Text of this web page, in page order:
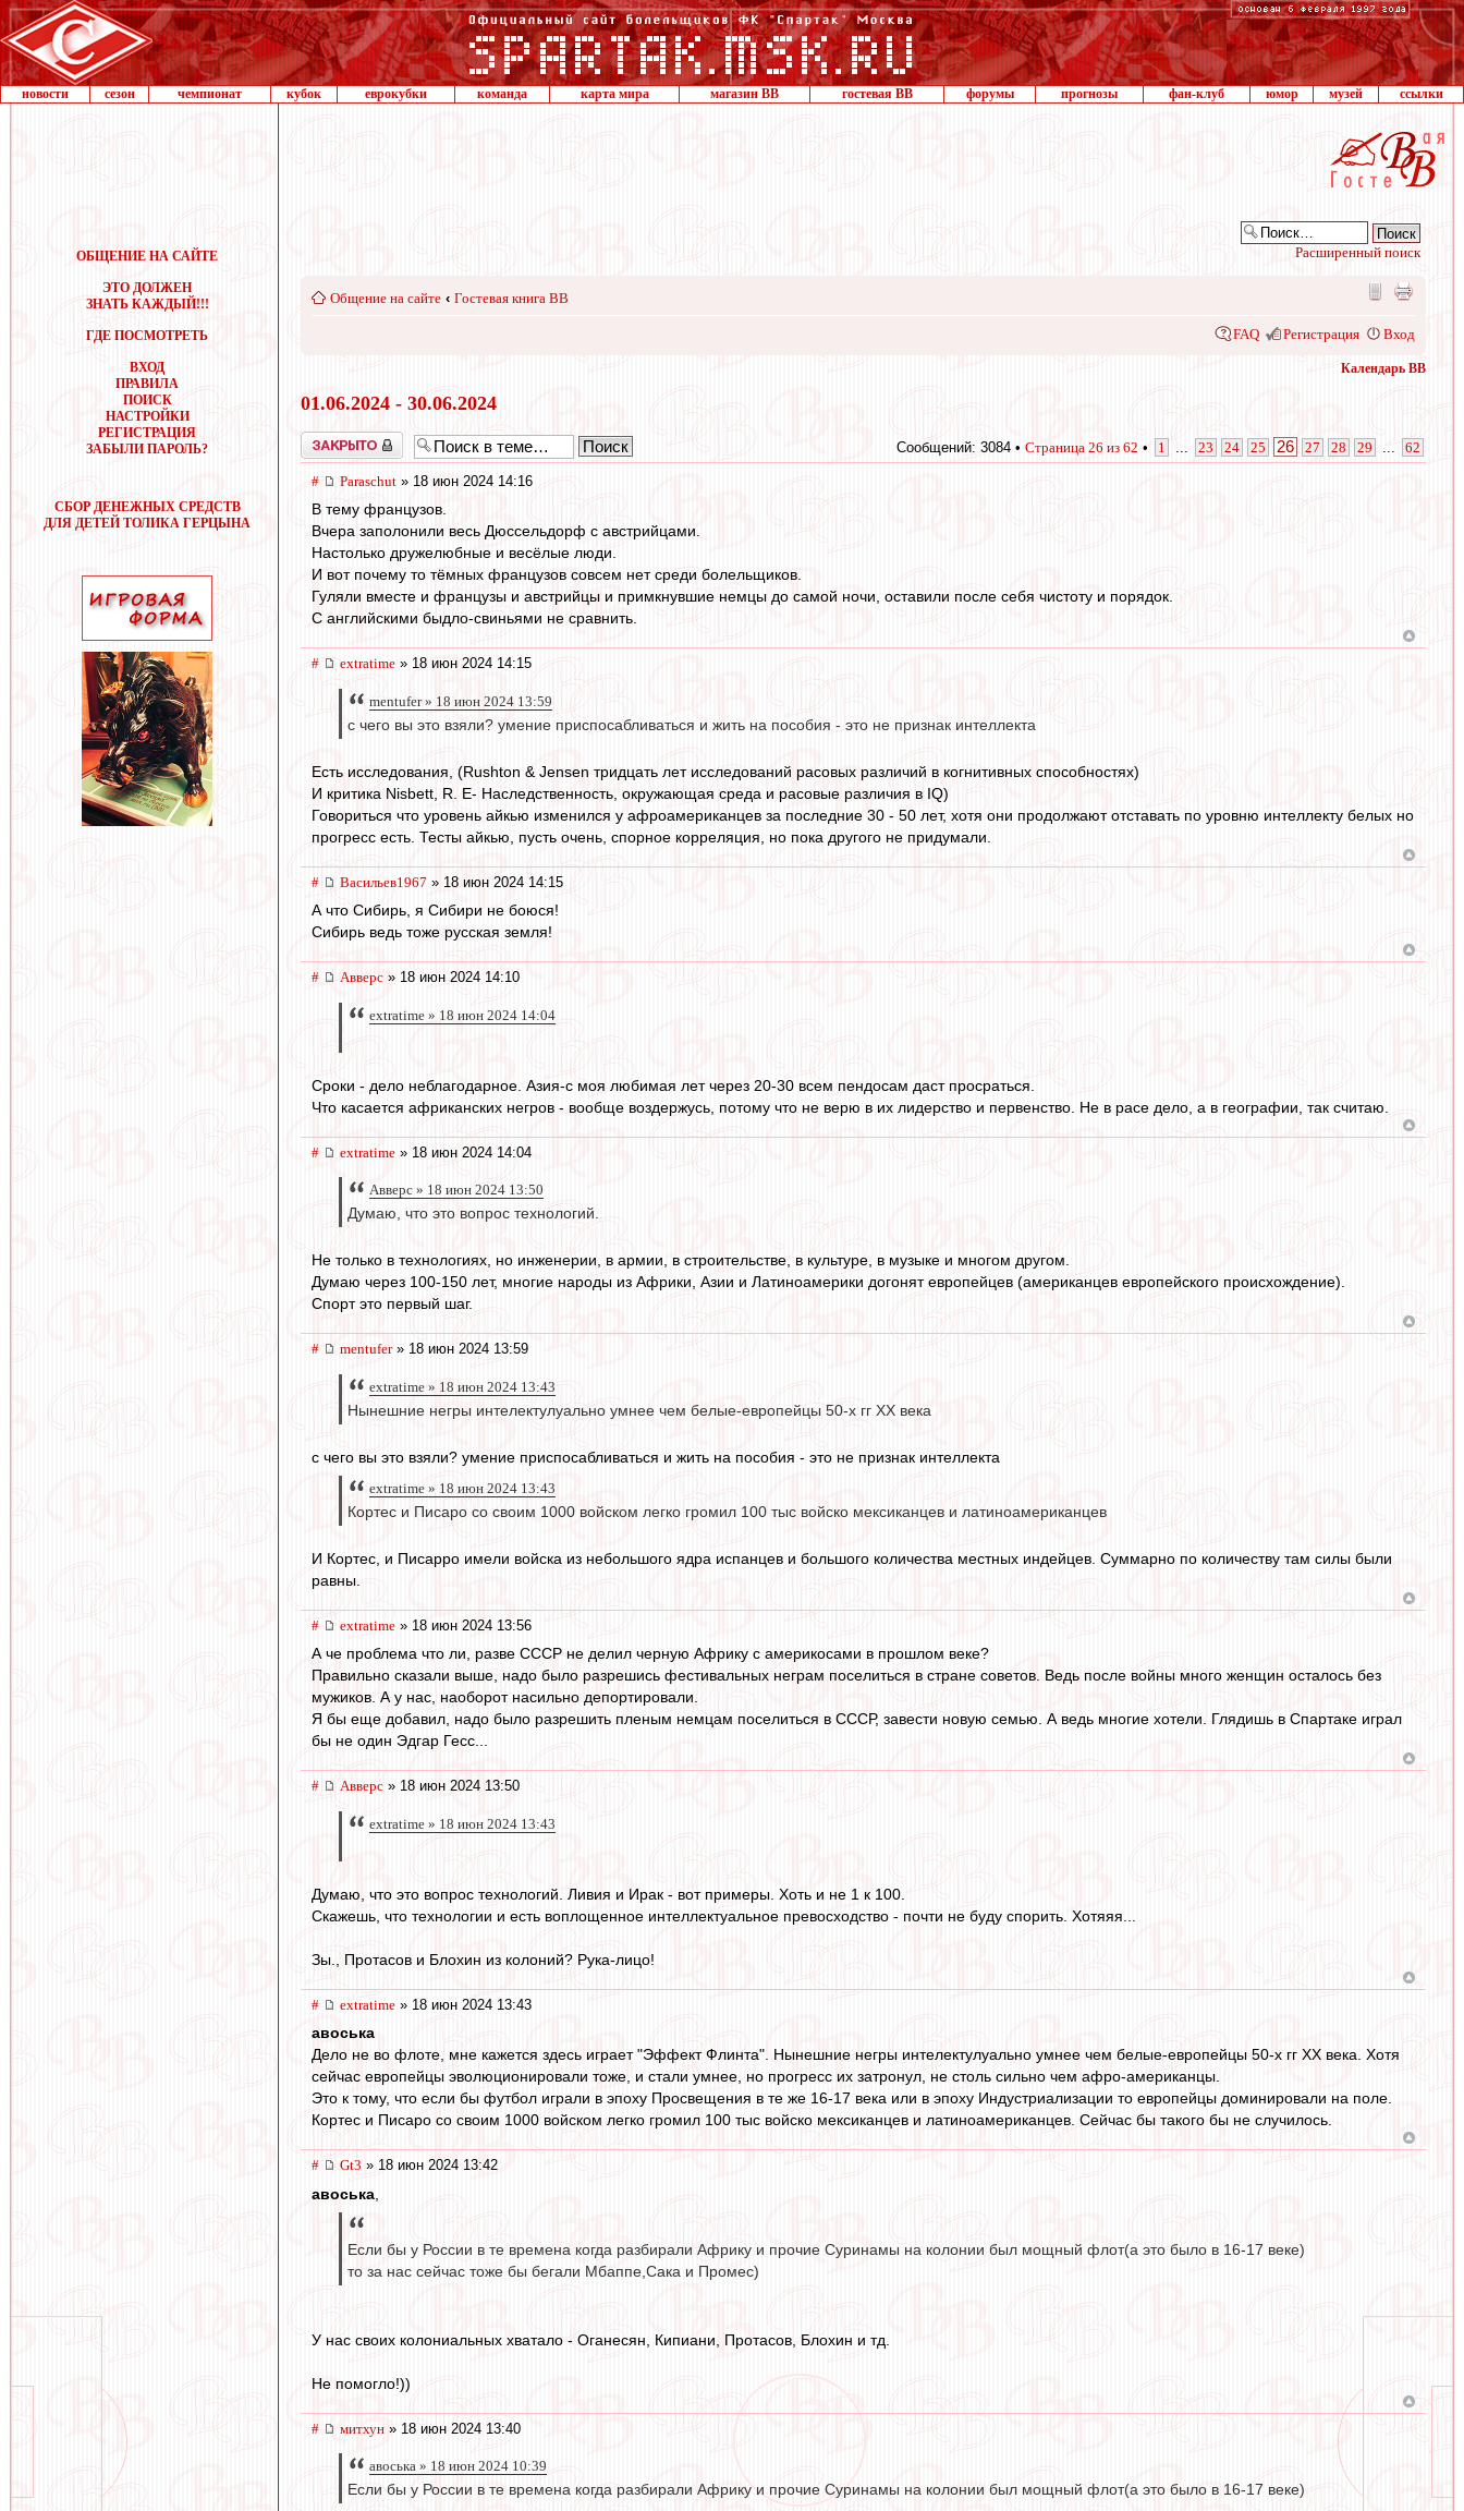
новости сезон чемпионат кубок еврокубки команда карта мира магазин ВВ гостевая ВВ форумы прогнозы фан-клуб юмор музей ссылки
ОБЩЕНИЕ НА САЙТЕ
ЭТО ДОЛЖЕН
ЗНАТЬ КАЖДЫЙ!!!
ГДЕ ПОСМОТРЕТЬ
ВХОД
ПРАВИЛА
ПОИСК
НАСТРОЙКИ
РЕГИСТРАЦИЯ
ЗАБЫЛИ ПАРОЛЬ?
СБОР ДЕНЕЖНЫХ СРЕДСТВ
ДЛЯ ДЕТЕЙ ТОЛИКА ГЕРЦЫНА
Расширенный поиск
Общение на сайте ‹ Гостевая книга ВВ
FAQ Регистрация Вход
Календарь ВВ
01.06.2024 - 30.06.2024
Закрыто Сообщений: 3084 • Страница 26 из 62 • 1 23 24 25 26 27 28 29 62
# Paraschut » 18 июн 2024 14:16
В тему французов.
Вчера заполонили весь Дюссельдорф с австрийцами.
Настолько дружелюбные и весёлые люди.
И вот почему то тёмных французов совсем нет среди болельщиков.
Гуляли вместе и французы и австрийцы и примкнувшие немцы до самой ночи, оставили после себя чистоту и порядок.
С английскими быдло-свиньями не сравнить.
# extratime » 18 июн 2024 14:15
mentufer » 18 июн 2024 13:59
с чего вы это взяли? умение приспосабливаться и жить на пособия - это не признак интеллекта
Есть исследования, (Rushton & Jensen тридцать лет исследований расовых различий в когнитивных способностях)
И критика Nisbett, R. E- Наследственность, окружающая среда и расовые различия в IQ)
Говориться что уровень айкью изменился у афроамериканцев за последние 30 - 50 лет, хотя они продолжают отставать по уровню интеллекту белых но
прогресс есть. Тесты айкью, пусть очень, спорное корреляция, но пока другого не придумали.
# Васильев1967 » 18 июн 2024 14:15
А что Сибирь, я Сибири не боюся!
Сибирь ведь тоже русская земля!
# Авверс » 18 июн 2024 14:10
extratime » 18 июн 2024 14:04
Сроки - дело неблагодарное. Азия-с моя любимая лет через 20-30 всем пендосам даст просраться.
Что касается африканских негров - вообще воздержусь, потому что не верю в их лидерство и первенство. Не в расе дело, а в географии, так считаю.
# extratime » 18 июн 2024 14:04
Авверс » 18 июн 2024 13:50
Думаю, что это вопрос технологий.
Не только в технологиях, но инженерии, в армии, в строительстве, в культуре, в музыке и многом другом.
Думаю через 100-150 лет, многие народы из Африки, Азии и Латиноамерики догонят европейцев (американцев европейского происхождение).
Спорт это первый шаг.
# mentufer» 18 июн 2024 13:59
extratime » 18 июн 2024 13:43
Нынешние негры интелектулуально умнее чем белые-европейцы 50-х гг ХХ века
с чего вы это взяли? умение приспосабливаться и жить на пособия - это не признак интеллекта
extratime » 18 июн 2024 13:43
Кортес и Писаро со своим 1000 войском легко громил 100 тыс войско мексиканцев и латиноамериканцев
И Кортес, и Писарро имели войска из небольшого ядра испанцев и большого количества местных индейцев. Суммарно по количеству там силы были
равны.
# extratime » 18 июн 2024 13:56
А че проблема что ли, разве СССР не делил черную Африку с америкосами в прошлом веке?
Правильно сказали выше, надо было разрешись фестивальных неграм поселиться в стране советов. Ведь после войны много женщин осталось без
мужиков. А у нас, наоборот насильно депортировали.
Я бы еще добавил, надо было разрешить пленым немцам поселиться в СССР, завести новую семью. А ведь многие хотели. Глядишь в Спартаке играл
бы не один Эдгар Гесс...
# Авверс » 18 июн 2024 13:50
extratime » 18 июн 2024 13:43
Думаю, что это вопрос технологий. Ливия и Ирак - вот примеры. Хоть и не 1 к 100.
Скажешь, что технологии и есть воплощенное интеллектуальное превосходство - почти не буду спорить. Хотяяя...
Зы., Протасов и Блохин из колоний? Рука-лицо!
# extratime » 18 июн 2024 13:43
авоська
Дело не во флоте, мне кажется здесь играет "Эффект Флинта". Нынешние негры интелектулуально умнее чем белые-европейцы 50-х гг ХХ века. Хотя
сейчас европейцы эволюционировали тоже, и стали умнее, но прогресс их затронул, не столь сильно чем афро-американцы.
Это к тому, что если бы футбол играли в эпоху Просвещения в те же 16-17 века или в эпоху Индустриализации то европейцы доминировали на поле.
Кортес и Писаро со своим 1000 войском легко громил 100 тыс войско мексиканцев и латиноамериканцев. Сейчас бы такого бы не случилось.
# Gt3 » 18 июн 2024 13:42
авоська
Если бы у России в те времена когда разбирали Африку и прочие Суринамы на колонии был мощный флот(а это было в 16-17 веке)
то за нас сейчас тоже бы бегали Мбаппе,Сака и Промес)
У нас своих колониальных хватало - Оганесян, Кипиани, Протасов, Блохин и тд.
Не помогло!))
# митхун » 18 июн 2024 13:40
авоська » 18 июн 2024 10:39
Если бы у России в те времена когда разбирали Африку и прочие Суринамы на колонии был мощный флот(а это было в 16-17 веке)